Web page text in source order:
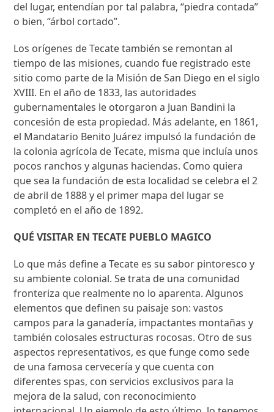
del lugar, entendían por tal palabra, “piedra contada”
o bien, “árbol cortado”.
Los orígenes de Tecate también se remontan al
tiempo de las misiones, cuando fue registrado este
sitio como parte de la Misión de San Diego en el siglo
XVIII. En el año de 1833, las autoridades
gubernamentales le otorgaron a Juan Bandini la
concesión de esta propiedad. Más adelante, en 1861,
el Mandatario Benito Juárez impulsó la fundación de
la colonia agrícola de Tecate, misma que incluía unos
pocos ranchos y algunas haciendas. Como quiera
que sea la fundación de esta localidad se celebra el 2
de abril de 1888 y el primer mapa del lugar se
completó en el año de 1892.
QUÉ VISITAR EN TECATE PUEBLO MAGICO
Lo que más define a Tecate es su sabor pintoresco y
su ambiente colonial. Se trata de una comunidad
fronteriza que realmente no lo aparenta. Algunos
elementos que definen su paisaje son: vastos
campos para la ganadería, impactantes montañas y
también colosales estructuras rocosas. Otro de sus
aspectos representativos, es que funge como sede
de una famosa cervecería y que cuenta con
diferentes spas, con servicios exclusivos para la
mejora de la salud, con reconocimiento